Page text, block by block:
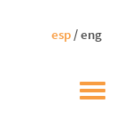
esp/ eng